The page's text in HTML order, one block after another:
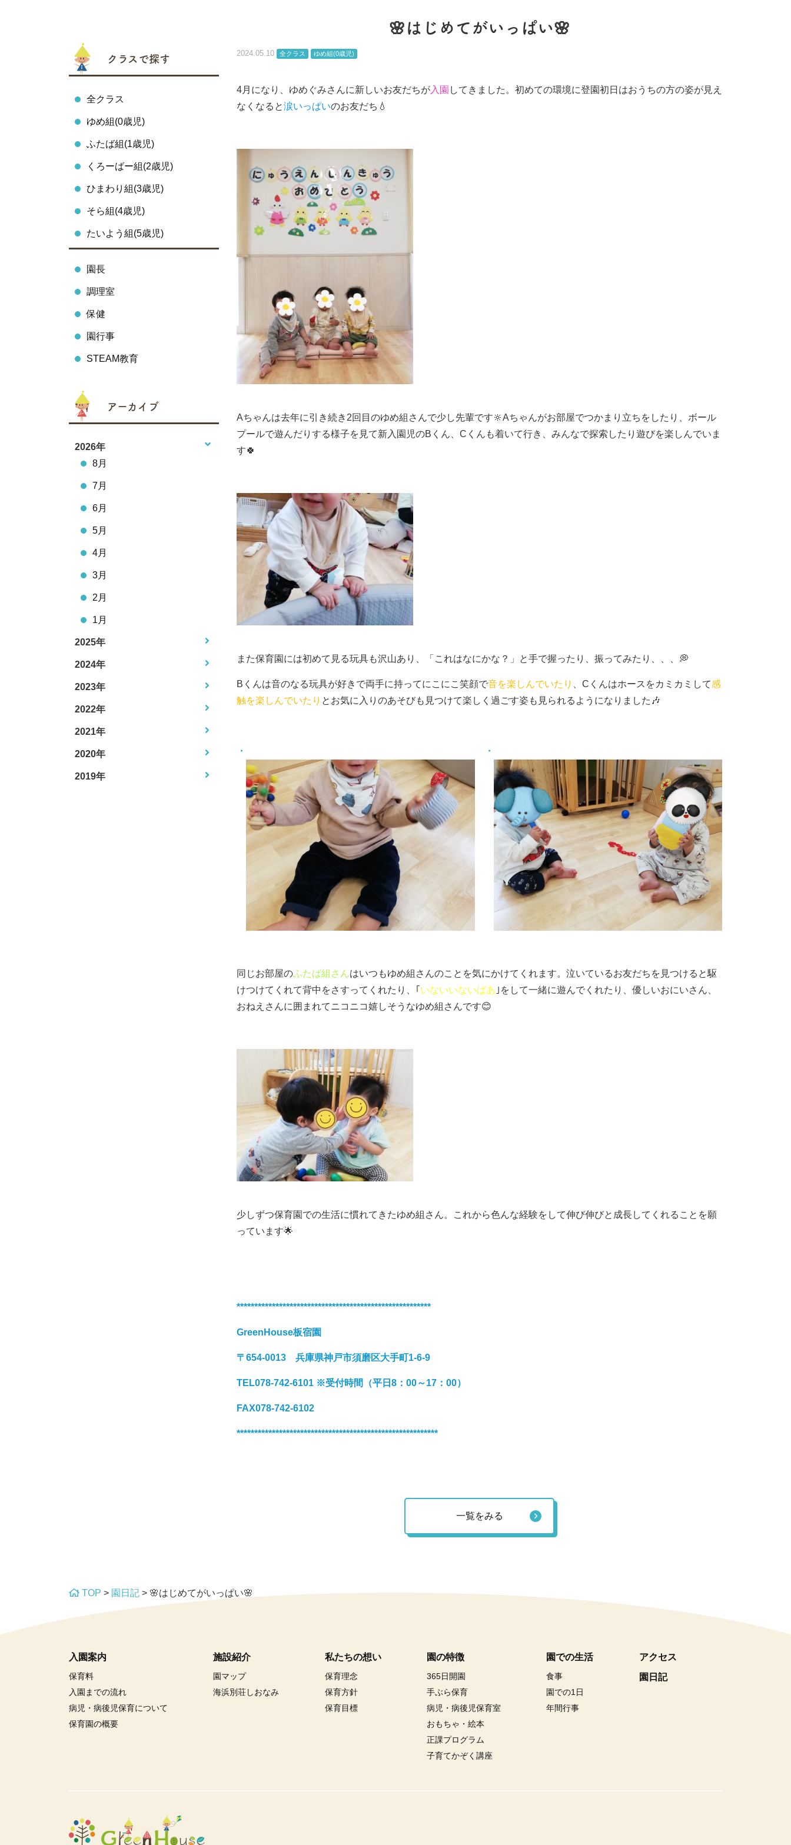
クラスで探す
全クラス
ゆめ組(0歳児)
ふたば組(1歳児)
くろーばー組(2歳児)
ひまわり組(3歳児)
そら組(4歳児)
たいよう組(5歳児)
園長
調理室
保健
園行事
STEAM教育
アーカイブ
2026年
8月
7月
6月
5月
4月
3月
2月
1月
2025年
2024年
2023年
2022年
2021年
2020年
2019年
🌸はじめてがいっぱい🌸
2024.05.10 全クラス ゆめ組(0歳児)
4月になり、ゆめぐみさんに新しいお友だちが入園 してきました。初めての環境に登園初日はおうちの方の姿が見え
なくなると涙いっぱいのお友だち💧
Aちゃんは去年に引き続き2回目のゆめ組さんで少し先輩です🔆Aちゃんがお部屋でつかまり立ちをしたり、ボール
プールで遊んだりする様子を見て新入園児のBくん、Cくんも着いて行き、みんなで探索したり遊びを楽しんでいま
す🍀
また保育園には初めて見る玩具も沢山あり、「これはなにかな？」と手で握ったり、振ってみたり、、、💭
Bくんは音のなる玩具が好きで両手に持ってにこにこ笑顔で音を楽しんでいたり 、Cくんはホースをカミカミして感
触を楽しんでいたり とお気に入りのあそびも見つけて楽しく過ごす姿も見られるようになりました🎶
同じお部屋のふたば組さんはいつもゆめ組さんのことを気にかけてくれます。泣いているお友だちを見つけると駆
けつけてくれて背中をさすってくれたり、｢ いないいないばあ ｣をして一緒に遊んでくれたり、優しいおにいさん、
おねえさんに囲まれてニコニコ嬉しそうなゆめ組さんです😊
少しずつ保育園での生活に慣れてきたゆめ組さん。これから色んな経験をして伸び伸びと成長してくれることを願
っています🌟
*******************************************************
GreenHouse板宿園
〒654-0013 兵庫県神戸市須磨区大手町1-6-9
TEL078-742-6101 ※受付時間（平日8：00～17：00）
FAX078-742-6102
*********************************************************
一覧をみる
TOP > 園日記 > 🌸はじめてがいっぱい🌸
入園案内
保育料
入園までの流れ
病児・病後児保育について
保育園の概要
施設紹介
園マップ
海浜別荘しおなみ
私たちの想い
保育理念
保育方針
保育目標
園の特徴
365日開園
手ぶら保育
病児・病後児保育室
おもちゃ・絵本
正課プログラム
子育てかぞく講座
園での生活
食事
園での1日
年間行事
アクセス
園日記